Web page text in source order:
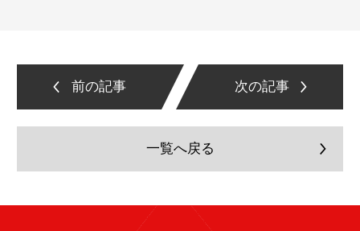
前の記事 次の記事
一覧へ戻る